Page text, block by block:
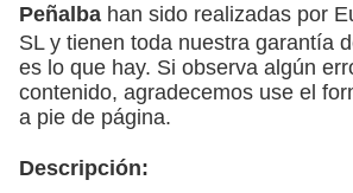
Peñalba han sido realizadas por
SL y tienen toda nuestra garantía
es lo que hay. Si observa algún
contenido, agradecemos use el
a pie de página.
Descripción: